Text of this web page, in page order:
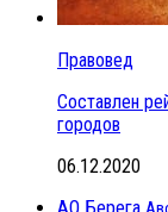
Правовед
Составлен
городов
06.12.2020